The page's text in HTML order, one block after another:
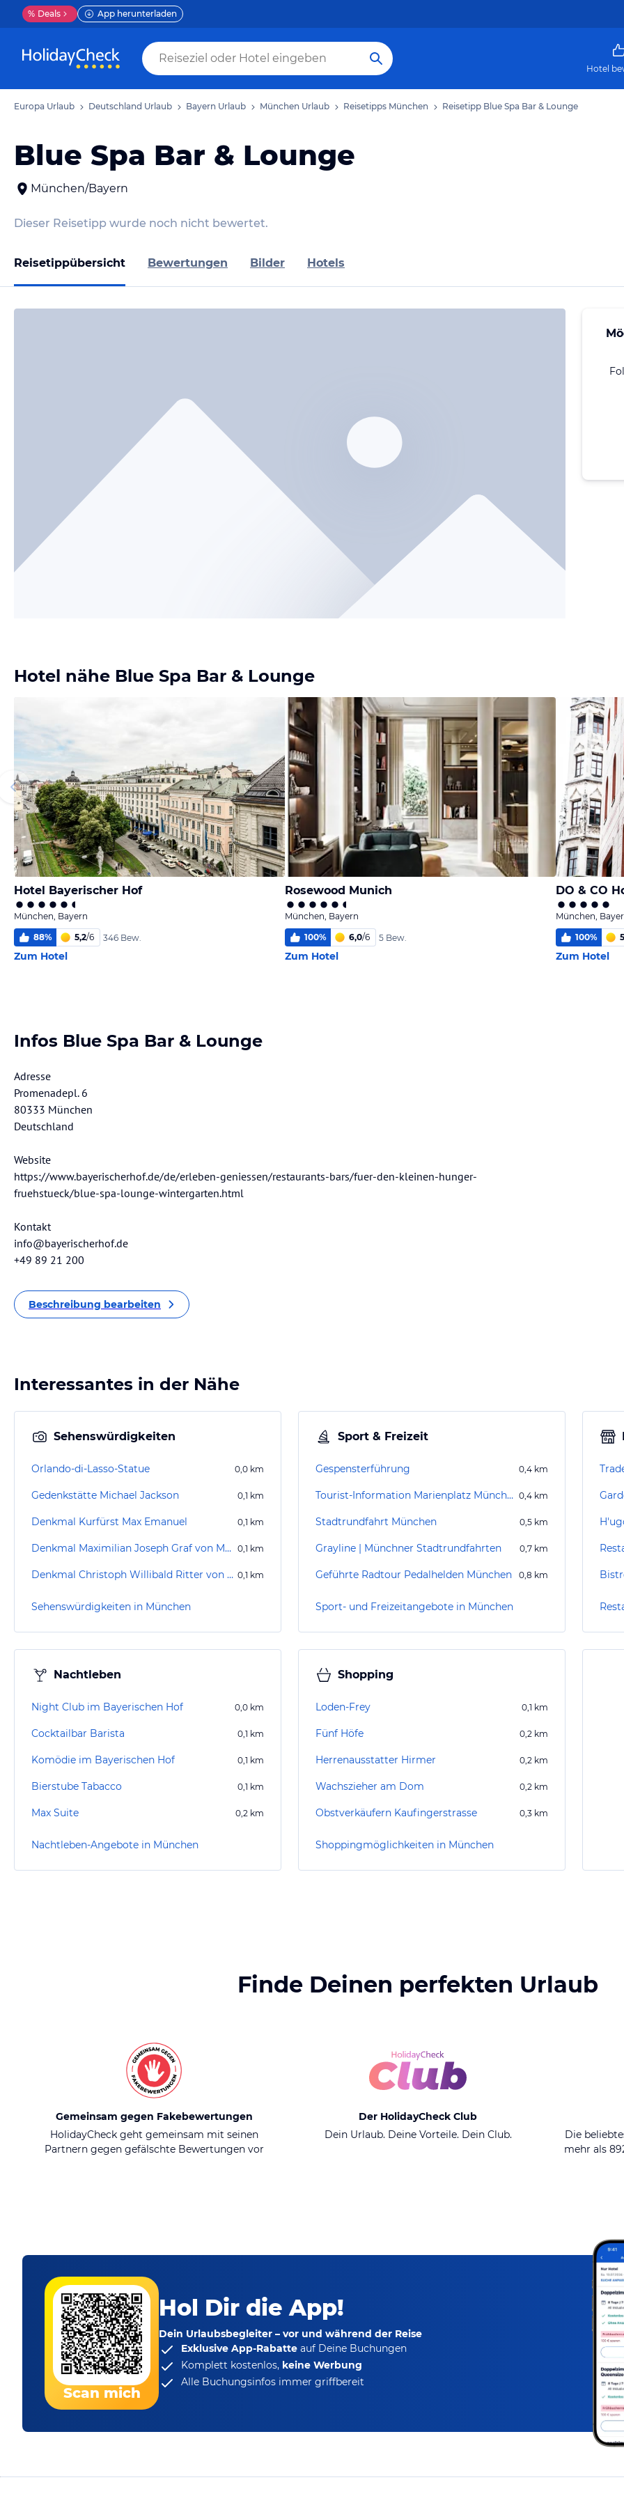
% Deals App herunterladen
Hotel
Europa Urlaub Deutschland Urlaub Bayern Urlaub München Urlaub Reisetipps München Reisetipp Blue Spa Bar & Lounge
Blue Spa Bar & Lounge
München/Bayern
Dieser Reisetipp wurde noch nicht bewertet.
Reisetippübersicht Bewertungen Bilder Hotels
Hotel nähe Blue Spa Bar & Lounge
Hotel Bayerischer Hof
München, Bayern
88% 5,2/6 346 Bew.
Zum Hotel
Rosewood Munich
München, Bayern
100% 6,0/6 5 Bew.
Zum Hotel
DO & CO
München,
100%
Zum Hotel
Infos Blue Spa Bar & Lounge
Adresse
Promenadepl. 6
80333 München
Deutschland
Website
https://www.bayerischerhof.de/de/erleben-geniessen/restaurants-bars/fuer-den-kleinen-hunger-
fruehstueck/blue-spa-lounge-wintergarten.html
Kontakt
info@bayerischerhof.de
+49 89 21 200
Beschreibung bearbeiten
Interessantes in der Nähe
Sehenswürdigkeiten
Orlando-di-Lasso-Statue 0,0 km
Gedenkstätte Michael Jackson 0,1 km
Denkmal Kurfürst Max Emanuel 0,1 km
Denkmal Maximilian Joseph Graf von Montgelas 0,1 km
Denkmal Christoph Willibald Ritter von Gluck 0,1 km
Sehenswürdigkeiten in München
Sport & Freizeit
Gespensterführung 0,4 km
Tourist-Information Marienplatz München 0,4 km
Stadtrundfahrt München 0,5 km
Grayline | Münchner Stadtrundfahrten 0,7 km
Geführte Radtour Pedalhelden München 0,8 km
Sport- und Freizeitangebote in München
Nachtleben
Night Club im Bayerischen Hof 0,0 km
Cocktailbar Barista 0,1 km
Komödie im Bayerischen Hof 0,1 km
Bierstube Tabacco 0,1 km
Max Suite 0,2 km
Nachtleben-Angebote in München
Shopping
Loden-Frey 0,1 km
Fünf Höfe 0,2 km
Herrenausstatter Hirmer 0,2 km
Wachszieher am Dom 0,2 km
Obstverkäufern Kaufingerstrasse 0,3 km
Shoppingmöglichkeiten in München
Finde Deinen perfekten Urlaub
Gemeinsam gegen Fakebewertungen
HolidayCheck geht gemeinsam mit seinen
Partnern gegen gefälschte Bewertungen vor
Der HolidayCheck Club
Dein Urlaub. Deine Vorteile. Dein Club.
Die
mehr als
Scan mich
Hol Dir die App!
Dein Urlaubsbegleiter – vor und während der Reise
Exklusive App-Rabatte auf Deine Buchungen
Komplett kostenlos, keine Werbung
Alle Buchungsinfos immer griffbereit